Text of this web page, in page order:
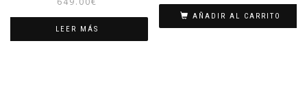
LEER MÁS
AÑADIR AL CARRITO